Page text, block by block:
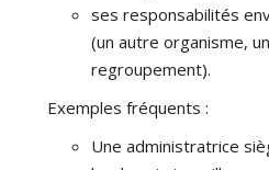
ses responsabilités
(un autre organisme,
regroupement).
Exemples fréquents :
Une administratrice